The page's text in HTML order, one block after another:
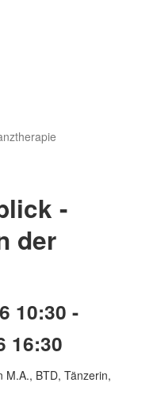
-
der
10:30 -
16:30